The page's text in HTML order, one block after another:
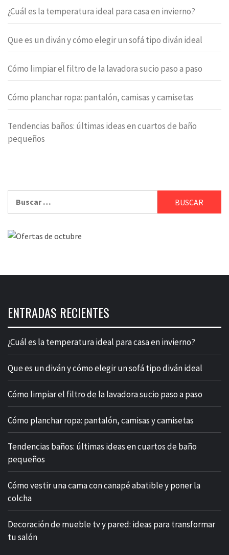
¿Cuál es la temperatura ideal para casa en invierno?
Que es un diván y cómo elegir un sofá tipo diván ideal
Cómo limpiar el filtro de la lavadora sucio paso a paso
Cómo planchar ropa: pantalón, camisas y camisetas
Tendencias baños: últimas ideas en cuartos de baño
pequeños
ENTRADAS RECIENTES
¿Cuál es la temperatura ideal para casa en invierno?
Que es un diván y cómo elegir un sofá tipo diván ideal
Cómo limpiar el filtro de la lavadora sucio paso a paso
Cómo planchar ropa: pantalón, camisas y camisetas
Tendencias baños: últimas ideas en cuartos de baño
pequeños
Cómo vestir una cama con canapé abatible y poner la
colcha
Decoración de mueble tv y pared: ideas para transformar
tu salón